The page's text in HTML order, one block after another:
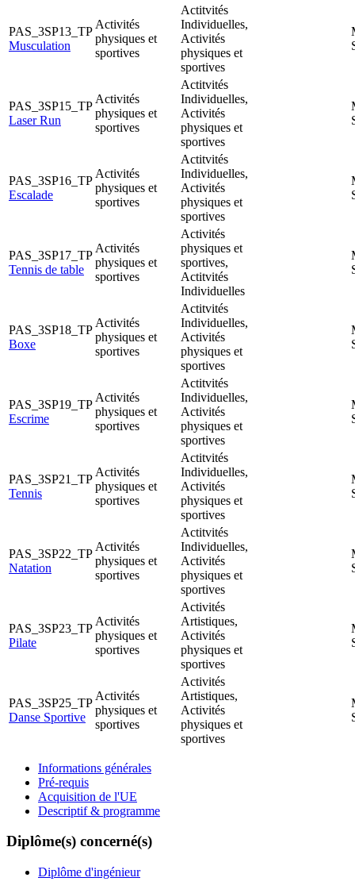
PAS_3SP13_TP
Musculation
Activités
physiques et
sportives
Actitvités
Individuelles,
Activités
physiques et
sportives
PAS_3SP15_TP
Laser Run
Activités
physiques et
sportives
Actitvités
Individuelles,
Activités
physiques et
sportives
PAS_3SP16_TP
Escalade
Activités
physiques et
sportives
Actitvités
Individuelles,
Activités
physiques et
sportives
PAS_3SP17_TP
Tennis de table
Activités
physiques et
sportives
Activités
physiques et
sportives,
Actitvités
Individuelles
PAS_3SP18_TP
Boxe
Activités
physiques et
sportives
Actitvités
Individuelles,
Activités
physiques et
sportives
PAS_3SP19_TP
Escrime
Activités
physiques et
sportives
Actitvités
Individuelles,
Activités
physiques et
sportives
PAS_3SP21_TP
Tennis
Activités
physiques et
sportives
Actitvités
Individuelles,
Activités
physiques et
sportives
PAS_3SP22_TP
Natation
Activités
physiques et
sportives
Actitvités
Individuelles,
Activités
physiques et
sportives
PAS_3SP23_TP
Pilate
Activités
physiques et
sportives
Activités
Artistiques,
Activités
physiques et
sportives
PAS_3SP25_TP
Danse Sportive
Activités
physiques et
sportives
Activités
Artistiques,
Activités
physiques et
sportives
Informations générales
Pré-requis
Acquisition de l'UE
Descriptif & programme
Diplôme(s) concerné(s)
Diplôme d'ingénieur